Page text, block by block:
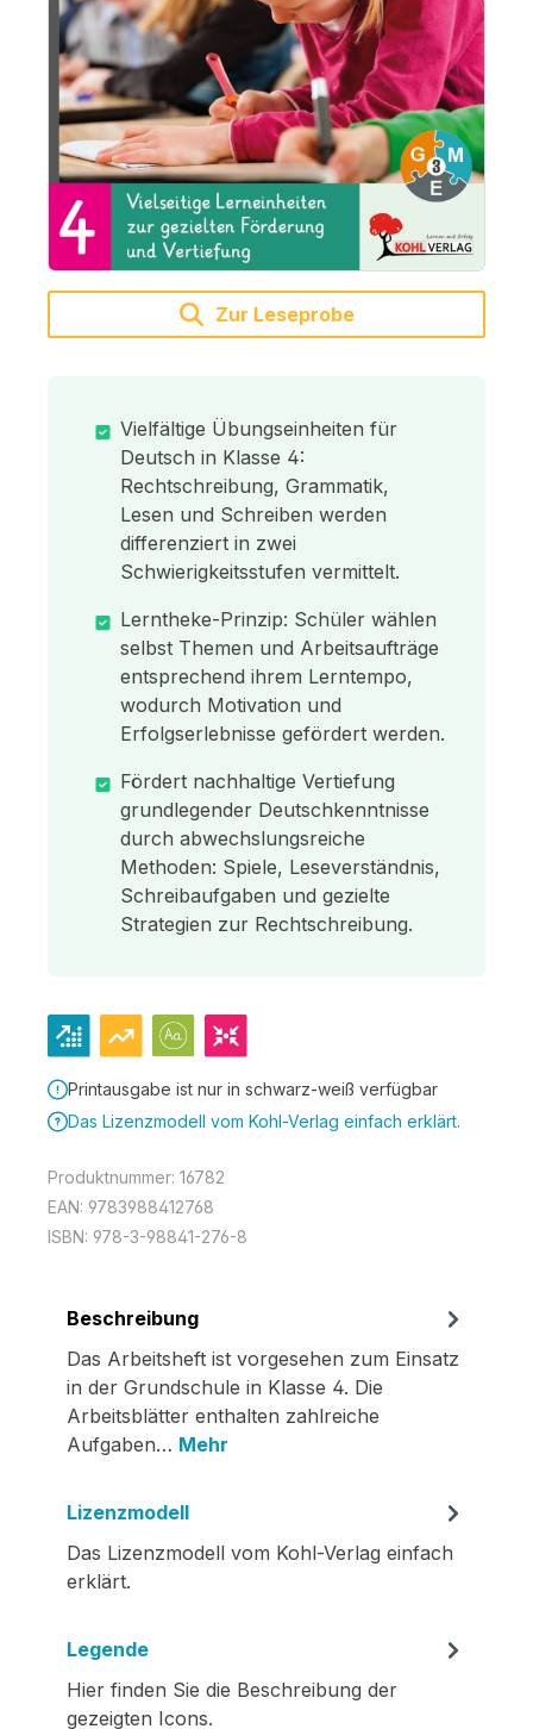
Zur Leseprobe
Vielfältige Übungseinheiten für
Deutsch in Klasse 4:
Rechtschreibung, Grammatik,
Lesen und Schreiben werden
differenziert in zwei
Schwierigkeitsstufen vermittelt.
Lerntheke-Prinzip: Schüler wählen
selbst Themen und Arbeitsaufträge
entsprechend ihrem Lerntempo,
wodurch Motivation und
Erfolgserlebnisse gefördert werden.
Fördert nachhaltige Vertiefung
grundlegender Deutschkenntnisse
durch abwechslungsreiche
Methoden: Spiele, Leseverständnis,
Schreibaufgaben und gezielte
Strategien zur Rechtschreibung.
Printausgabe ist nur in schwarz-weiß verfügbar
Das Lizenzmodell vom Kohl-Verlag einfach erklärt.
Produktnummer: 16782
EAN: 9783988412768
ISBN: 978-3-98841-276-8
Beschreibung
Das Arbeitsheft ist vorgesehen zum Einsatz
in der Grundschule in Klasse 4. Die
Arbeitsblätter enthalten zahlreiche
Aufgaben… Mehr
Lizenzmodell
Das Lizenzmodell vom Kohl-Verlag einfach
erklärt.
Legende
Hier finden Sie die Beschreibung der
gezeigten Icons.